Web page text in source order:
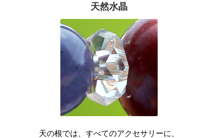
天然水晶
天の根では、すべてのアクセサリーに、